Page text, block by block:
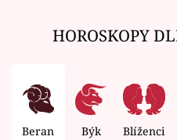
HOROSKOPY
Beran Býk Blíženci